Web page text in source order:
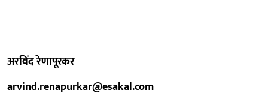
अरविंद रेणापूरकर
arvind.renapurkar@esakal.com